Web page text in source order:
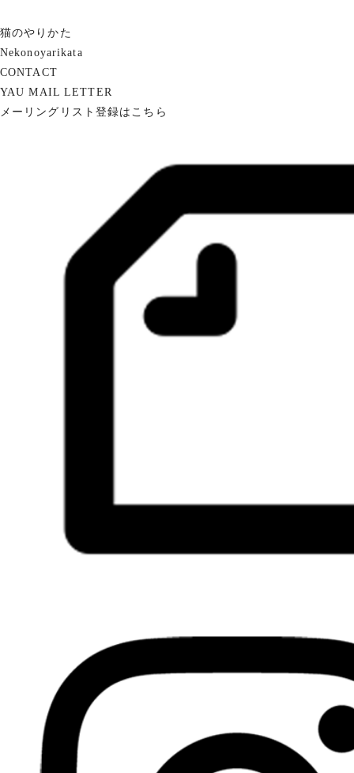
猫のやりかた
Nekonoyarikata
CONTACT
YAU MAIL LETTER
メーリングリスト登録はこちら